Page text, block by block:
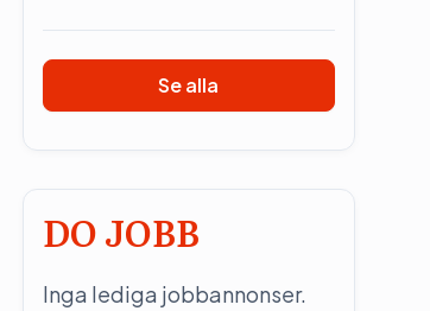
Se alla
DO JOBB
Inga lediga jobbannonser.